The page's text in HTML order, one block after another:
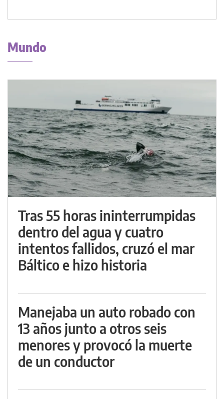
Mundo
Tras 55 horas ininterrumpidas
dentro del agua y cuatro
intentos fallidos, cruzó el mar
Báltico e hizo historia
Manejaba un auto robado con
13 años junto a otros seis
menores y provocó la muerte
de un conductor